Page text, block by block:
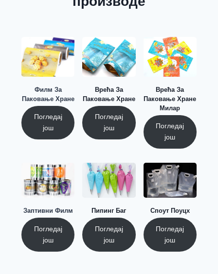
Филм За
Паковање Хране
Погледај
још
Врећа За
Паковање Хране
Погледај
још
Врећа За
Паковање Хране
Милар
Погледај
још
Заптивни Филм
Погледај
још
Пипинг Баг
Погледај
још
Споут Поуцх
Погледај
још